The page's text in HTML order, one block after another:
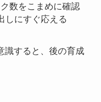
数をこまめに確認
しにすぐ応える
識すると、後の育成